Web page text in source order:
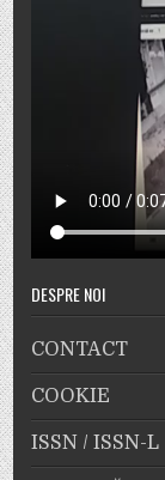
DESPRE NOI
CONTACT
COOKIE
ISSN / ISSN-L